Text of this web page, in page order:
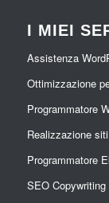
I MIEI
Assistenza
Ottimizzazione
Programmatore
Realizzazione
Programmatore
SEO Copywriting